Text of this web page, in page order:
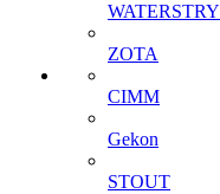
WATERSTRY
ZOTA
CIMM
Gekon
STOUT